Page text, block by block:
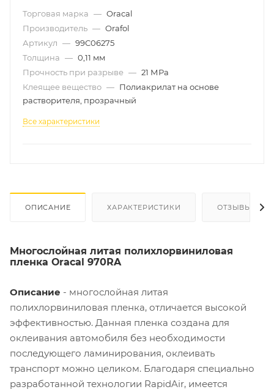
Торговая марка — Oracal
Производитель — Orafol
Артикул — 99C06275
Толщина — 0,11 мм
Прочность при разрыве — 21 МРа
Клеящее вещество — Полиакрилат на основе
растворителя, прозрачный
Все характеристики
ОПИСАНИЕ ХАРАКТЕРИСТИКИ ОТЗЫВЫ
Многослойная литая полихлорвиниловая
пленка Oracal 970RA
Описание - многослойная литая
полихлорвиниловая пленка, отличается высокой
эффективностью. Данная пленка создана для
оклеивания автомобиля без необходимости
последующего ламинирования, оклеивать
транспорт можно целиком. Благодаря специально
разработанной технологии RapidAir, имеется